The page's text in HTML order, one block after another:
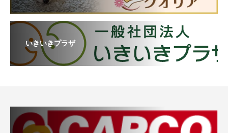
いきいきプラザ